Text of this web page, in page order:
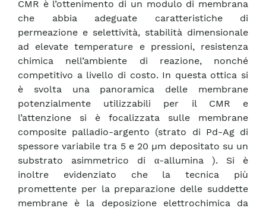
CMR è l’ottenimento di un modulo di membrana
che abbia adeguate caratteristiche di
permeazione e selettività, stabilità dimensionale
ad elevate temperature e pressioni, resistenza
chimica nell’ambiente di reazione, nonché
competitivo a livello di costo. In questa ottica si
è svolta una panoramica delle membrane
potenzialmente utilizzabili per il CMR e
l’attenzione si è focalizzata sulle membrane
composite palladio-argento (strato di Pd-Ag di
spessore variabile tra 5 e 20 µm depositato su un
substrato asimmetrico di α-allumina ). Si è
inoltre evidenziato che la tecnica più
promettente per la preparazione delle suddette
membrane è la deposizione elettrochimica da